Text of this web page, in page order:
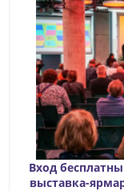
Вход
выставка-